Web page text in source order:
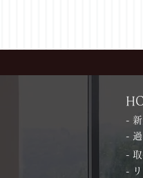
-
-
-
- リ